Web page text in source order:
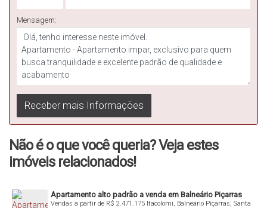
Mensagem:
Não é o que você queria? Veja estes
imóveis relacionados!
Apartamento alto padrão a venda em Balneário Piçarras
R$ 2.471.175
Vendas a partir de
Itacolomi, Balneário Piçarras, Santa